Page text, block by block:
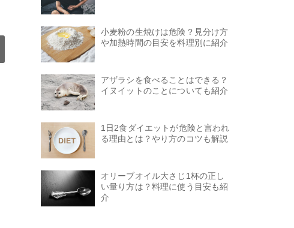
小麦粉の生焼けは危険？見分け方
や加熱時間の目安を料理別に紹介
アザラシを食べることはできる？
イヌイットのことについても紹介
1日2食ダイエットが危険と言われ
る理由とは？やり方のコツも解説
オリーブオイル大さじ1杯の正し
い量り方は？料理に使う目安も紹
介